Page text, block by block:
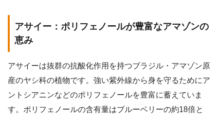
アサイー：ポリフェノールが豊富なアマゾンの
恵み
アサイーは抜群の抗酸化作用を持つブラジル・アマゾン原
産のヤシ科の植物です。強い紫外線から身を守るためにア
ントシアニンなどのポリフェノールを豊富に蓄えていま
す。ポリフェノールの含有量はブルーベリーの約18倍と